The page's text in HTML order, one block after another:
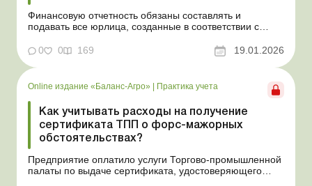
Финансовую отчетность обязаны составлять и
подавать все юрлица, созданные в соответствии с
представительства юрлиц, созданных согласно
законодательству иностранного государства. В статье
расскажем, в какие сроки и по каким формам нужно
подавать финотчет...
0 0 169 19.01.2026
Online издание «Баланс-Агро» | Практика учета
Как учитывать расходы на получение
сертификата ТПП о форс-мажорных
обстоятельствах?
Предприятие оплатило услуги Торгово-промышленной
палаты по выдаче сертификата, удостоверяющего